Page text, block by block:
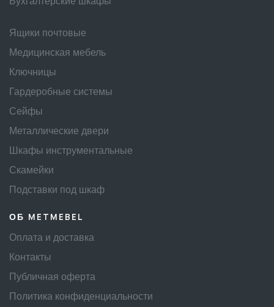
Ящики почтовые
Медицинская мебель
Ключницы
Гардеробные системы
Сейфы
Металлические двери
Шкафы инструментальные
Скамейки
Подставки под шкаф
ОБ METMEBEL
Оплата и доставка
Контакты
Публичная оферта
Политика конфиденциальности